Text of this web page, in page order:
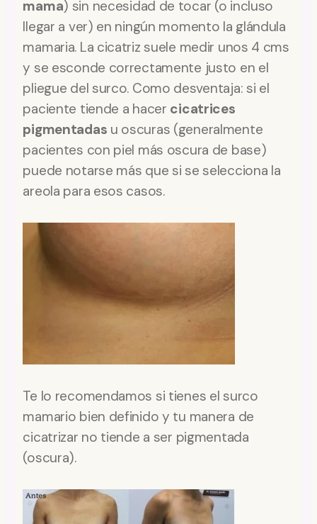
mama) sin necesidad de tocar (o incluso
llegar a ver) en ningún momento la glándula
mamaria. La cicatriz suele medir unos 4 cms
y se esconde correctamente justo en el
pliegue del surco. Como desventaja: si el
paciente tiende a hacer cicatrices
pigmentadas u oscuras (generalmente
pacientes con piel más oscura de base)
puede notarse más que si se selecciona la
areola para esos casos.
Te lo recomendamos si tienes el surco
mamario bien definido y tu manera de
cicatrizar no tiende a ser pigmentada
(oscura).